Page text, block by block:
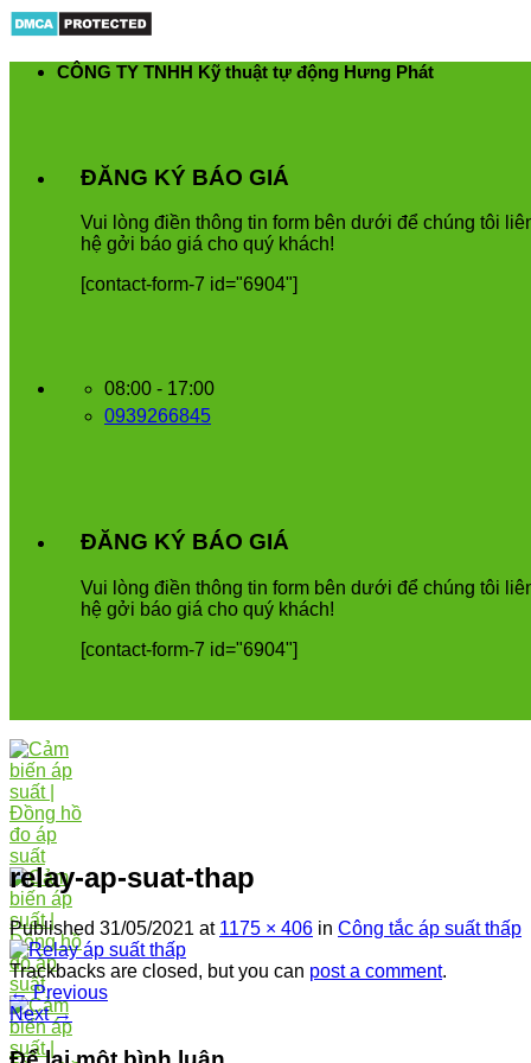
content
CÔNG TY TNHH Kỹ thuật tự động Hưng Phát
ĐĂNG KÝ BÁO GIÁ
Vui òng điền thông tin form bên dưới để chúng tôi liê
hệ gởi báo giá cho quý khách!
[contact-form-7 id="6904"]
08:00 - 17:00
0939266845
ĐĂNG KÝ BÁO GIÁ
Vui òng điền thông tin form bên dưới để chúng tôi liê
hệ gởi báo giá cho quý khách!
[contact-form-7 id="6904"]
relay-ap-suat-thap
Published 31/05/2021 at 1175 × 406 in Công tắc áp suất thấp
Trackbacks are closed, but you can post a comment.
←Previous
Next→